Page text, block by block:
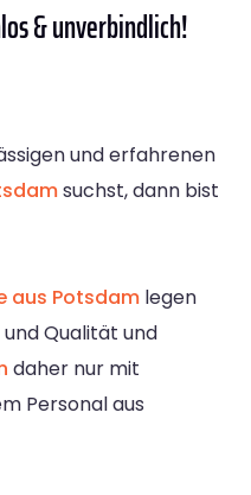
& unverbindlich!
und erfahrenen
suchst, dann bist
aus Potsdam legen
Qualität und
daher nur mit
Personal aus